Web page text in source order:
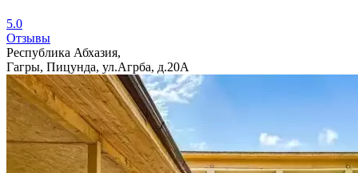
5.0
Отзывы
Республика Абхазия,
Гагры, Пицунда, ул.Агрба, д.20А